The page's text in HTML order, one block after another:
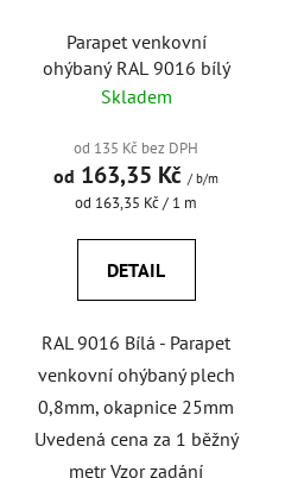
Parapet venkovní
ohýbaný RAL 9016 bílý
Skladem
od 135 Kč bez DPH
od 163,35 Kč / b/m
Měrná
od 163,35 Kč / 1 m
DETAIL
RAL 9016 Bílá - Parapet
venkovní ohýbaný plech
0,8mm, okapnice 25mm
Uvedená cena za 1 běžný
metr Vzor zadání